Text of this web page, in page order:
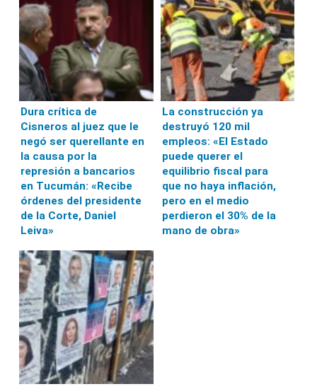
Dura crítica de
Cisneros al juez que le
negó ser querellante en
la causa por la
represión a bancarios
en Tucumán: «Recibe
órdenes del presidente
de la Corte, Daniel
Leiva»
La construcción ya
destruyó 120 mil
empleos: «El Estado
puede querer el
equilibrio fiscal para
que no haya inflación,
pero en el medio
perdieron el 30% de la
mano de obra»